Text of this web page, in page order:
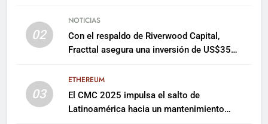
02
NOTICIAS
Con el respaldo de Riverwood Capital,
Fracttal asegura una inversión de US$35
03
ETHEREUM
El CMC 2025 impulsa el salto de
Latinoamérica hacia un mantenimiento